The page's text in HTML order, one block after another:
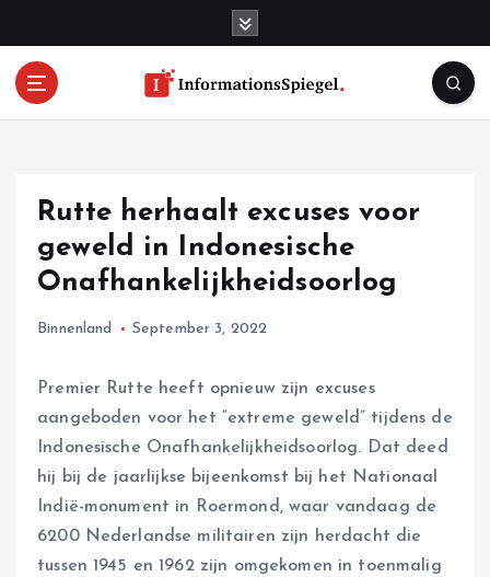
Rutte herhaalt excuses voor
geweld in Indonesische
Onafhankelijkheidsoorlog
Binnenland September 3, 2022
Premier Rutte heeft opnieuw zijn excuses
aangeboden voor het “extreme geweld” tijdens de
Indonesische Onafhankelijkheidsoorlog. Dat deed
hij bij de jaarlijkse bijeenkomst bij het Nationaal
Indië-monument in Roermond, waar vandaag de
6200 Nederlandse militairen zijn herdacht die
tussen 1945 en 1962 zijn omgekomen in toenmalig